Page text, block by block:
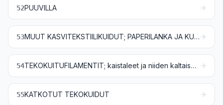
52PUUVILLA
53 MUUT KASVITEKSTIILIKUIDUT; PAPERILANKA JA KUDOTUT PAPERILANKAKANKAAT
54 TEKOKUITUFILAMENTIT; kaistaleet ja niiden kaltaiset tavarat tekstiilitekokuituaineesta
55KATKOTUT TEKOKUIDUT